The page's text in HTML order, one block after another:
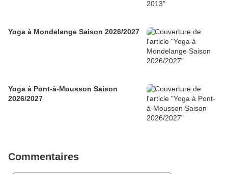
Yoga à Mondelange Saison 2026/2027
Yoga à Pont-à-Mousson Saison
2026/2027
Commentaires